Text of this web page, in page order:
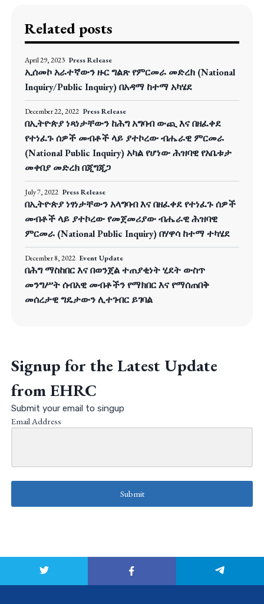
Related posts
April 29, 2023 Press Release
ኢሰመኮ አራተኛውን ዙር ግልጽ የምርመራ መድረክ (National
Inquiry/Public Inquiry) በአዳማ ከተማ አካሄደ
December 22, 2022 Press Release
በኢትዮጵያ ነጻነታቸውን ከሕግ አግባብ ውጪ እና በዘፈቀደ
የተነፈጉ ሰዎች መብቶች ላይ ያተኮረው ብሔራዊ ምርመራ
(National Public Inquiry) አካል የሆነው ሕዝባዊ የአቤቱታ
መቀበያ መድረክ በጂግጂጋ
July 7, 2022 Press Release
በኢትዮጵያ ነፃነታቸውን አላግባብ እና በዘፈቀደ የተነፈጉ ሰዎች
መብቶች ላይ ያተኮረው የመጀመሪያው ብሔራዊ ሕዝባዊ
ምርመራ (National Public Inquiry) በሃዋሳ ከተማ ተካሄደ
December 8, 2022 Event Update
በሕግ ማስከበር እና በወንጀል ተጠያቂነት ሂደት ውስጥ
መንግሥት ሰብአዊ መብቶችን የማክበር እና የማሰጠበቅ
መሰረታዊ ግዴታውን ሊተገብር ይገባል
Signup for the Latest Update
from EHRC
Submit your email to singup
Email Address
Submit